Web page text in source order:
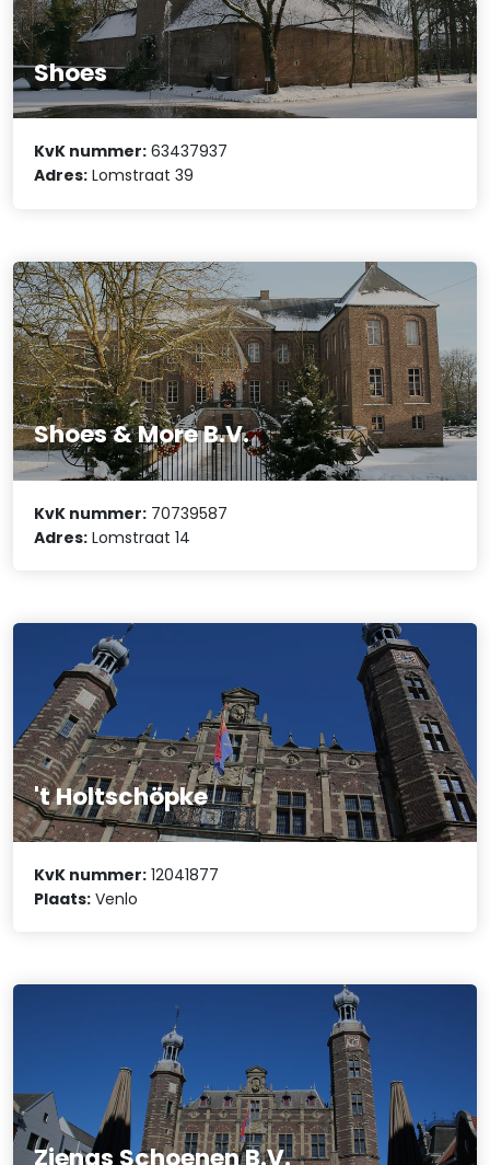
Shoes
KvK nummer: 63437937
Adres: Lomstraat 39
Shoes & More B.V.
KvK nummer: 70739587
Adres: Lomstraat 14
't Holtschöpke
KvK nummer: 12041877
Plaats: Venlo
Ziengs Schoenen B.V.